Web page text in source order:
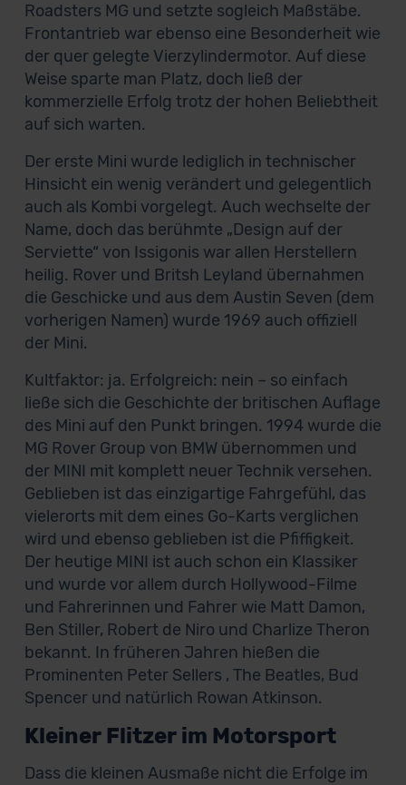
Roadsters MG und setzte sogleich Maßstäbe.
Frontantrieb war ebenso eine Besonderheit wie
der quer gelegte Vierzylindermotor. Auf diese
Weise sparte man Platz, doch ließ der
kommerzielle Erfolg trotz der hohen Beliebtheit
auf sich warten.
Der erste Mini wurde lediglich in technischer
Hinsicht ein wenig verändert und gelegentlich
auch als Kombi vorgelegt. Auch wechselte der
Name, doch das berühmte „Design auf der
Serviette“ von Issigonis war allen Herstellern
heilig. Rover und Britsh Leyland übernahmen
die Geschicke und aus dem Austin Seven (dem
vorherigen Namen) wurde 1969 auch offiziell
der Mini.
Kultfaktor: ja. Erfolgreich: nein – so einfach
ließe sich die Geschichte der britischen Auflage
des Mini auf den Punkt bringen. 1994 wurde die
MG Rover Group von BMW übernommen und
der MINI mit komplett neuer Technik versehen.
Geblieben ist das einzigartige Fahrgefühl, das
vielerorts mit dem eines Go-Karts verglichen
wird und ebenso geblieben ist die Pfiffigkeit.
Der heutige MINI ist auch schon ein Klassiker
und wurde vor allem durch Hollywood-Filme
und Fahrerinnen und Fahrer wie Matt Damon,
Ben Stiller, Robert de Niro und Charlize Theron
bekannt. In früheren Jahren hießen die
Prominenten Peter Sellers , The Beatles, Bud
Spencer und natürlich Rowan Atkinson.
Kleiner Flitzer im Motorsport
Dass die kleinen Ausmaße nicht die Erfolge im